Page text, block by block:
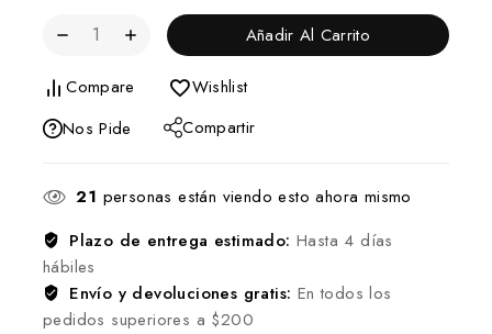
Añadir Al Carrito
Compare
Wishlist
Nos Pide
Compartir
21 personas están viendo esto ahora mismo
Plazo de entrega estimado: Hasta 4 días
hábiles
Envío y devoluciones gratis: En todos los
pedidos superiores a $200